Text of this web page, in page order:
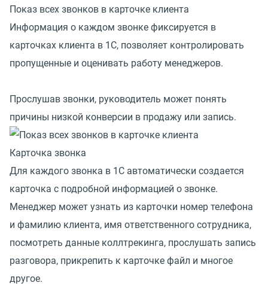
Показ всех звонков в карточке клиента
Информация о каждом звонке фиксируется в
карточках клиента в 1С, позволяет контролировать
пропущенные и оценивать работу менеджеров.
Прослушав звонки, руководитель может понять
причины низкой конверсии в продажу или запись.
Карточка звонка
Для каждого звонка в 1С автоматически создается
карточка с подробной информацией о звонке.
Менеджер может узнать из карточки номер телефона
и фамилию клиента, имя ответственного сотрудника,
посмотреть данные коллтрекинга, прослушать запись
разговора, прикрепить к карточке файл и многое
другое.